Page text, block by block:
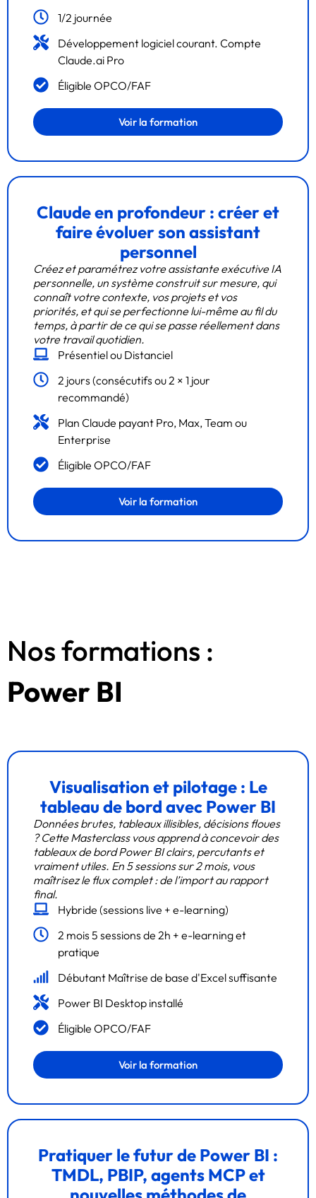
1/2 journée
Développement logiciel courant. Compte
Claude.ai Pro
Éligible OPCO/FAF
Voir la formation
Claude en profondeur : créer et
faire évoluer son assistant
personnel
Créez et paramétrez votre assistante exécutive IA
personnelle, un système construit sur mesure, qui
connaît votre contexte, vos projets et vos
priorités, et qui se perfectionne lui-même au fil du
temps, à partir de ce qui se passe réellement dans
votre travail quotidien.
Présentiel ou Distanciel
2 jours (consécutifs ou 2 × 1 jour
recommandé)
Plan Claude payant Pro, Max, Team ou
Enterprise
Éligible OPCO/FAF
Voir la formation
Nos formations :
Power BI
Visualisation et pilotage : Le
tableau de bord avec Power BI
Données brutes, tableaux illisibles, décisions floues
? Cette Masterclass vous apprend à concevoir des
tableaux de bord Power BI clairs, percutants et
vraiment utiles. En 5 sessions sur 2 mois, vous
maîtrisez le flux complet : de l’import au rapport
final.
Hybride (sessions live + e-learning)
2 mois 5 sessions de 2h + e-learning et
pratique
Débutant Maîtrise de base d'Excel suffisante
Power BI Desktop installé
Éligible OPCO/FAF
Voir la formation
Pratiquer le futur de Power BI :
TMDL, PBIP, agents MCP et